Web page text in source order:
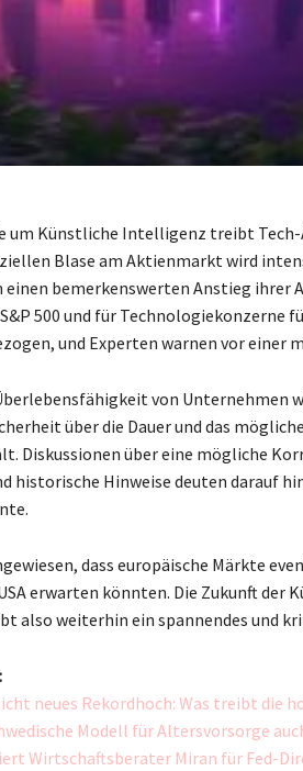
um Künstliche Intelligenz treibt Tech-
Blase am Aktienmarkt wird
einen bemerkenswerten Anstieg ihrer
500 und für Technologiekonzerne
und Experten warnen vor einer
von Unternehmen
über die Dauer und das
Diskussionen über eine mögliche
historische Hinweise deuten darauf
dass europäische Märkte
erwarten könnten. Die Zukunft der
also weiterhin ein spannendes und
neues Rekordhoch: Was treibt die
Modell für Altersvorsorge
Wirtschaftsberater Miran für Fed-